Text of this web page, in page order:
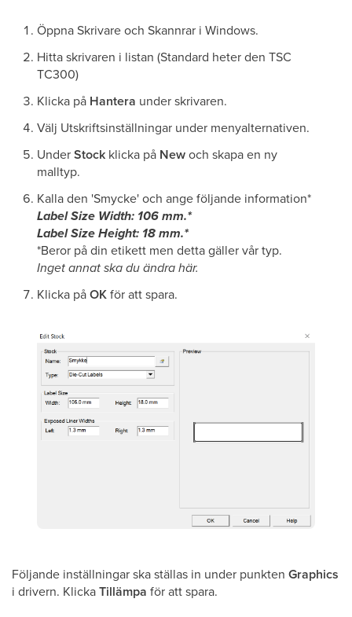
Öppna Skrivare och Skannrar i Windows.
Hitta skrivaren i listan (Standard heter den TSC
TC300)
Klicka på Hantera under skrivaren.
Välj Utskriftsinställningar under menyalternativen.
UnderStock klicka på Newoch skapa en ny
malltyp.
Kalla den 'Smycke' och ange följande information*
Label Size Width: 106 mm.*
Label Size Height: 18 mm.*
*Beror på din etikett men detta gäller vår typ.
Inget annat ska du ändra här.
Klicka påOKför att spara.
Följande inställningar ska ställas in under punkten Graphics
i drivern. KlickaTillämpa för att spara.